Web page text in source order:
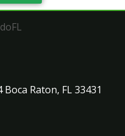
Raton, FL 33431